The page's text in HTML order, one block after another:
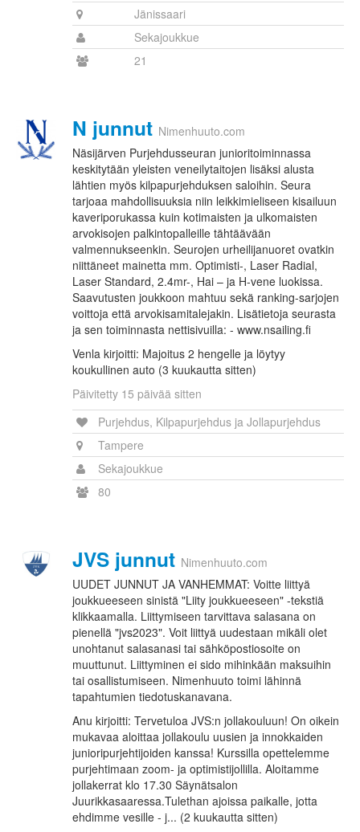
Jänissaari
Sekajoukkue
21
N junnut Nimenhuuto.com
Näsijärven Purjehdusseuran junioritoiminnassa
keskitytään yleisten veneilytaitojen lisäksi alusta
lähtien myös kilpapurjehduksen saloihin. Seura
tarjoaa mahdollisuuksia niin leikkimieliseen kisailuun
kaveriporukassa kuin kotimaisten ja ulkomaisten
arvokisojen palkintopalleille tähtäävään
valmennukseenkin. Seurojen urheilijanuoret ovatkin
niittäneet mainetta mm. Optimisti-, Laser Radial,
Laser Standard, 2.4mr-, Hai – ja H-vene luokissa.
Saavutusten joukkoon mahtuu sekä ranking-sarjojen
voittoja että arvokisamitalejakin. Lisätietoja seurasta
ja sen toiminnasta nettisivuilla: - www.nsailing.fi
Venla kirjoitti: Majoitus 2 hengelle ja löytyy
koukullinen auto (3 kuukautta sitten)
Päivitetty 15 päivää sitten
Purjehdus, Kilpapurjehdus ja Jollapurjehdus
Tampere
Sekajoukkue
80
JVS junnut Nimenhuuto.com
UUDET JUNNUT JA VANHEMMAT: Voitte liittyä
joukkueeseen sinistä "Liity joukkueeseen" -tekstiä
klikkaamalla. Liittymiseen tarvittava salasana on
pienellä "jvs2023". Voit liittyä uudestaan mikäli olet
unohtanut salasanasi tai sähköpostiosoite on
muuttunut. Liittyminen ei sido mihinkään maksuihin
tai osallistumiseen. Nimenhuuto toimi lähinnä
tapahtumien tiedotuskanavana.
Anu kirjoitti: Tervetuloa JVS:n jollakouluun! On oikein
mukavaa aloittaa jollakoulu uusien ja innokkaiden
junioripurjehtijoiden kanssa! Kurssilla opettelemme
purjehtimaan zoom- ja optimistijollilla. Aloitamme
jollakerrat klo 17.30 Säynätsalon
Juurikkasaaressa.Tulethan ajoissa paikalle, jotta
ehdimme vesille - j... (2 kuukautta sitten)